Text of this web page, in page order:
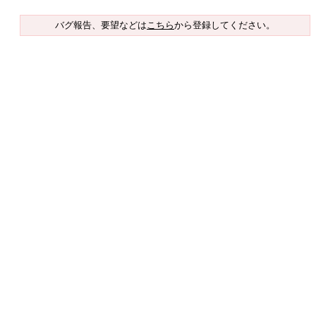
バグ報告、要望などはこちらから登録してください。